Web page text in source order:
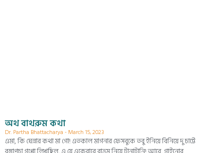
অথ বাথরুম কথা
Dr. Partha Bhattacharya March 15, 2023
এমা, কি ঘেন্নার কথা মা গো! এতকাল মাগনার ফেসবুকে তবু ইনিয়ে বিনিয়ে দু চাট্টে